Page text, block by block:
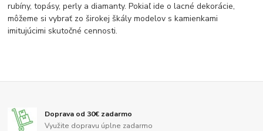
rubíny, topásy, perly a diamanty. Pokiaľ ide o lacné dekorácie,
môžeme si vybrať zo širokej škály modelov s kamienkami
imitujúcimi skutočné cennosti.
Doprava od 30€ zadarmo
Využite dopravu úplne zadarmo